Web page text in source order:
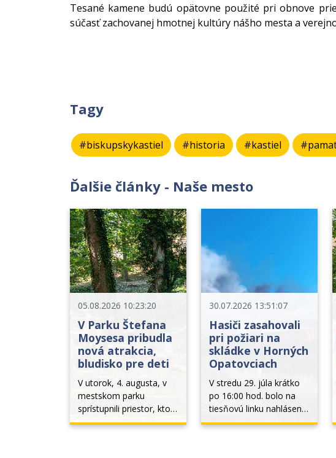
Tesané kamene budú opätovne použité pri obnove
súčasť zachovanej hmotnej kultúry nášho mesta a
Tagy
#biskupskykastiel #historia #kastiel
Ďalšie články - Naše mesto
05.08.2026 10:23:20
V Parku Štefana
Moysesa pribudla
nová atrakcia,
bludisko pre deti
V utorok, 4. augusta, v
mestskom parku
sprístupnili priestor, ktorý
je určený pre zážitkové
30.07.2026 13:51:07
Hasiči zasahovali
pri požiari na
skládke v Horných
Opatovciach
V stredu 29. júla krátko
po 16:00 hod. bolo na
tiesňovú linku nahlásené
dymenie zo skládky